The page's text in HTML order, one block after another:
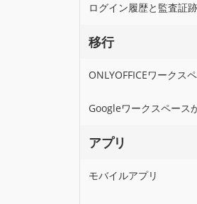
ログイン履歴と監査証跡
移行
ONLYOFFICEワークス
Googleワークスペース
アプリ
モバイルアプリ